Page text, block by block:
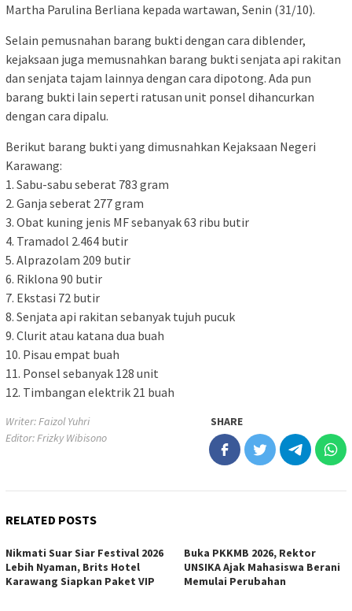
Martha Parulina Berliana kepada wartawan, Senin (31/10).
Selain pemusnahan barang bukti dengan cara diblender,
kejaksaan juga memusnahkan barang bukti senjata api rakitan
dan senjata tajam lainnya dengan cara dipotong. Ada pun
barang bukti lain seperti ratusan unit ponsel dihancurkan
dengan cara dipalu.
Berikut barang bukti yang dimusnahkan Kejaksaan Negeri
Karawang:
1. Sabu-sabu seberat 783 gram
2. Ganja seberat 277 gram
3. Obat kuning jenis MF sebanyak 63 ribu butir
4. Tramadol 2.464 butir
5. Alprazolam 209 butir
6. Riklona 90 butir
7. Ekstasi 72 butir
8. Senjata api rakitan sebanyak tujuh pucuk
9. Clurit atau katana dua buah
10. Pisau empat buah
11. Ponsel sebanyak 128 unit
12. Timbangan elektrik 21 buah
Writer: Faizol Yuhri
Editor: Frizky Wibisono
SHARE
RELATED POSTS
Nikmati Suar Siar Festival 2026
Lebih Nyaman, Brits Hotel
Karawang Siapkan Paket VIP
Buka PKKMB 2026, Rektor
UNSIKA Ajak Mahasiswa Berani
Memulai Perubahan